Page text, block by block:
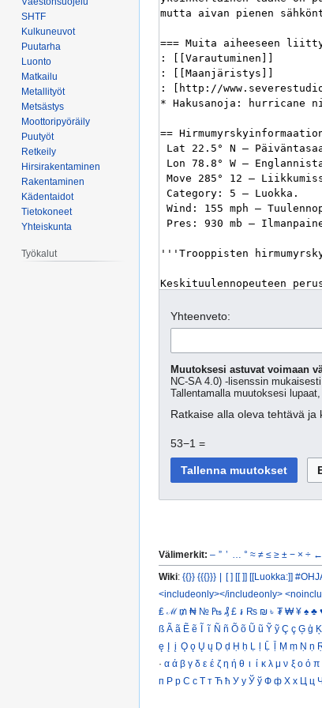
Yhteenveto:
Muutoksesi astuvat voimaan
NC-SA 4.0) -lisenssin
Tallentamalla muutoksesi
Ratkaise alla oleva tehtävä
53−1 =
Välimerkit: – ” ’ ° ≈ ≠ ≤ ≥ ± − × ÷ ←
Wiki: {{}} {{{}}} | [ ] [[ ]] [[Luokka:]]
<includeonly></includeonly>
₤ ℳ ₥ ₦ № ₧ ₰ £ ៛ ₨ ₪ ৳ ₮ ₩ ¥ ♠ ♣
ß Ã ã Ẽ ẽ Ĩ ĩ Ñ ñ Õ õ Ũ ũ Ỹ ỹ Ç ç Ģ ģ Ķ
ę Į į Ǫ ǫ Ų ų Ḍ ḍ Ḥ ḥ Ḷ ḷ Ḹ ḹ Ṃ ṃ Ṇ ṇ
· α ά β γ δ ε έ ζ η ή θ ι ί κ λ μ ν ξ ο ό π
п Р р С с Т т Ћ ћ У у Ў ў Ф ф Х х Ц ц Ч
SHTF
Kulkuneuvot
Puutarha
Luonto
Matkailu
Metallityöt
Metsästys
Moottoripyöräily
Puutyöt
Retkeily
Hirsirakentaminen
Rakentaminen
Kädentaidot
Tietokoneet
Yhteiskunta
Työkalut